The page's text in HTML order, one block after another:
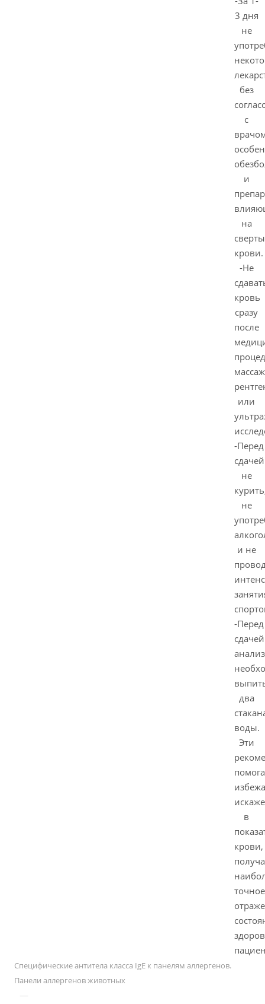
3 дня
не
без
с
и
на
крови.
-Не
кровь
сразу
после
или
-Перед
сдачей
не
не
и не
-Перед
сдачей
два
воды.
Эти
в
крови,
точное
Специфические антитела класса IgE к панелям аллергенов.
Панели аллергенов животных
—